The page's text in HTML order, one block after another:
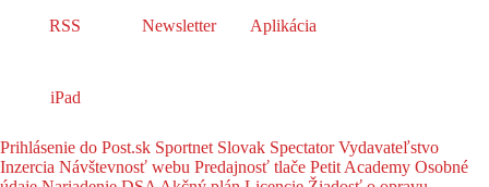
RSS Newsletter Aplikácia
iPad
Prihlásenie do Post.sk Sportnet Slovak SpectatorVydavateľstvo
Inzercia Návštevnosť webu Predajnosť tlače Petit Academy Osobné